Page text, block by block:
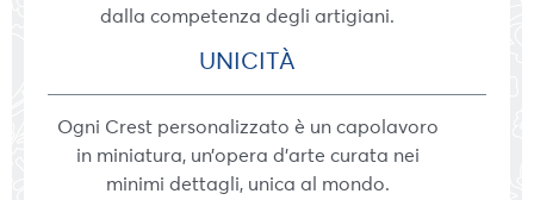
dalla competenza degli artigiani.
UNICITÀ
Ogni Crest personalizzato è un capolavoro
in miniatura, un’opera d’arte curata nei
minimi dettagli, unica al mondo.